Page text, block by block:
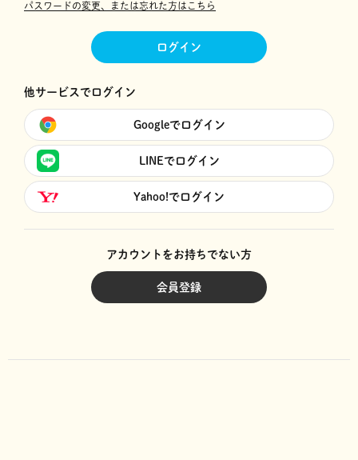
パスワードの変更、または忘れた方はこちら
ログイン
他サービスでログイン
Googleでログイン
LINEでログイン
Yahoo!でログイン
アカウントをお持ちでない方
会員登録